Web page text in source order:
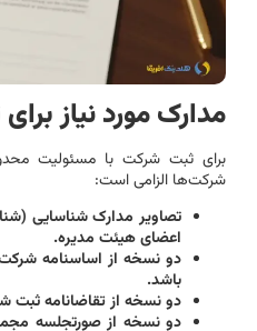
مدارک مورد نیاز
برای ثبت شرکت با مسئولیت
شرکت‌ها الزامی است:
تصاویر مدارک شناسایی
اعضای هیئت مدیره.
دو نسخه از اساسنامه
باشد.
دو نسخه از تقاضانامه
دو نسخه از صورتجلسه